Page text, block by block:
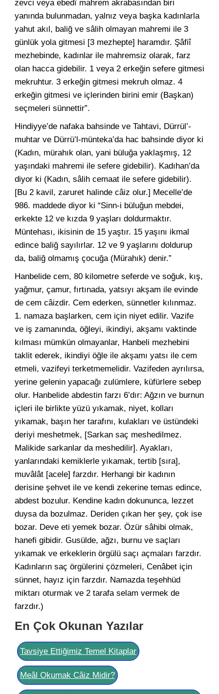
zevci veya ebedî mahrem akrabasından biri
yanında bulunmadan, yalnız veya başka kadınlarla
yahut akıl, baliğ ve sâlih olmayan mahremi ile 3
günlük yola gitmesi [3 mezhepte] haramdır. Şâfiî
mezhebinde, kadınlar ile mahremsiz olarak, farz
olan hacca gidebilir. 1 veya 2 erkeğin sefere gitmesi
mekruhtur. 3 erkeğin gitmesi mekruh olmaz. 4
erkeğin gitmesi ve içlerinden birini emir (Başkan)
seçmeleri sünnettir”.
Hindiyye’de nafaka bahsinde ve Tahtavi, Dürrül’-
muhtar ve Dürrü’l-münteka’da hac bahsinde diyor ki
(Kadın, mürahık olan, yani büluğa yaklaşmış, 12
yaşındaki mahremi ile sefere gidebilir). Kadıhan’da
diyor ki (Kadın, sâlih cemaat ile sefere gidebilir).
[Bu 2 kavil, zaruret halinde câiz olur.] Mecelle’de
986. maddede diyor ki “Sinn-i büluğun mebdei,
erkekte 12 ve kızda 9 yaşları doldurmaktır.
Müntehası, ikisinin de 15 yaştır. 15 yaşını ikmal
edince baliğ sayılırlar. 12 ve 9 yaşlarını doldurup
da, baliğ olmamış çocuğa (Mürahık) denir.”
Hanbelide cem, 80 kilometre seferde ve soğuk, kış,
yağmur, çamur, fırtınada, yatsıyı akşam ile evinde
de cem câizdir. Cem ederken, sünnetler kılınmaz.
1. namaza başlarken, cem için niyet edilir. Vazife
ve iş zamanında, öğleyi, ikindiyi, akşamı vaktinde
kılması mümkün olmayanlar, Hanbeli mezhebini
taklit ederek, ikindiyi öğle ile akşamı yatsı ile cem
etmeli, vazifeyi terketmemelidir. Vazifeden ayrılırsa,
yerine gelenin yapacağı zulümlere, küfürlere sebep
olur. Hanbelide abdestin farzı 6’dır: Ağzın ve burnun
içleri ile birlikte yüzü yıkamak, niyet, kolları
yıkamak, başın her tarafını, kulakları ve üstündeki
deriyi meshetmek, [Sarkan saç meshedilmez.
Malikide sarkanlar da meshedilir]. Ayakları,
yanlarındaki kemiklerle yıkamak, tertib [sıra],
muvâlât [acele] farzdır. Herhangi bir kadının
derisine şehvet ile ve kendi zekerine temas edince,
abdest bozulur. Kendine kadın dokununca, lezzet
duysa da bozulmaz. Deriden çıkan her şey, çok ise
bozar. Deve eti yemek bozar. Özür sâhibi olmak,
hanefi gibidir. Gusülde, ağzı, burnu ve saçları
yıkamak ve erkeklerin örgülü saçı açmaları farzdır.
Kadınların saç örgülerini çözmeleri, Cenâbet için
sünnet, hayız için farzdır. Namazda teşehhüd
miktarı oturmak ve 2 tarafa selam vermek de
farzdır.)
En Çok Okunan Yazılar
Tavsiye Ettiğimiz Temel Kitaplar
Meâl Okumak Câiz Midir?